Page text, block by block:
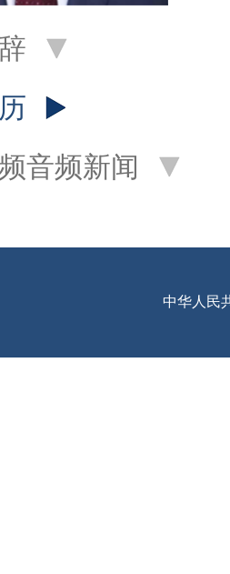
音频新闻
中华人民